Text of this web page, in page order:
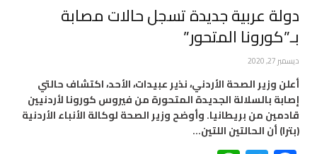
دولة عربية جديدة تسجل حالات مصابة
بـ”كورونا المتحور”
ديسمبر 27, 2020
أعلن وزير الصحة الأردني، نذير عبيدات، الأحد، اكتشاف حالتي
إصابة بالسلالة الجديدة المتحورة من فيروس كورونا لأردنيين
قادمين من بريطانيا. وأوضح وزير الصحة لوكالة الأنباء الأردنية
(بترا) أن الحالتين اللتين…